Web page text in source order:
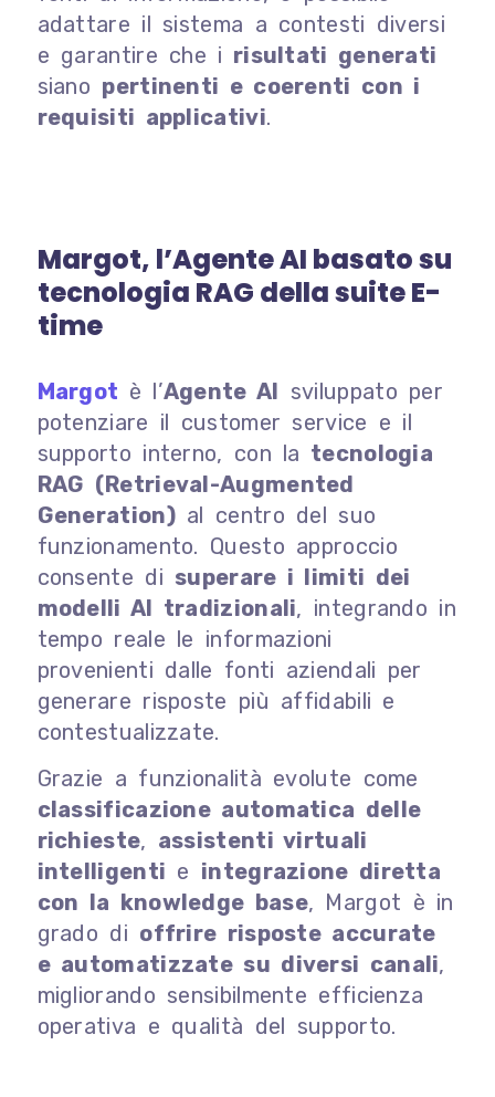
adattare il sistema a contesti diversi
e garantire che i risultati generati
siano pertinenti e coerenti con i
requisiti applicativi.
Margot, l’Agente AI basato su
tecnologia RAG della suite E-
time
Margot è l’Agente AI sviluppato per
potenziare il customer service e il
supporto interno, con la tecnologia
RAG (Retrieval-Augmented
Generation)al centro del suo
funzionamento. Questo approccio
consente di superare i limiti dei
modelli AI tradizionali, integrando in
tempo reale le informazioni
provenienti dalle fonti aziendali per
generare risposte più affidabili e
contestualizzate.
Grazie a funzionalità evolute come
classificazione automatica delle
richieste, assistenti virtuali
intelligenti e integrazione diretta
con la knowledge base, Margot è in
grado di offrire risposte accurate
e automatizzate su diversi canali,
migliorando sensibilmente efficienza
operativa e qualità del supporto.